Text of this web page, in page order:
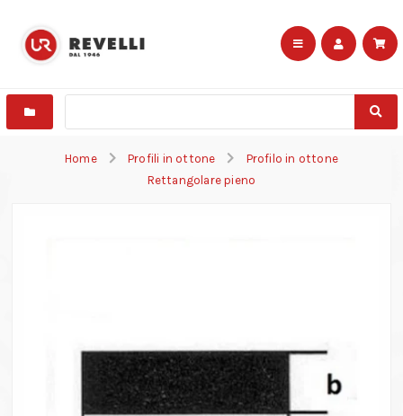
Home Profili in ottone
Profilo in ottone
Rettangolare pieno